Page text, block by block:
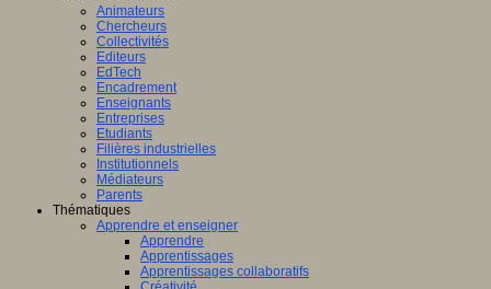
Animateurs
Chercheurs
Collectivités
Editeurs
EdTech
Encadrement
Enseignants
Entreprises
Etudiants
Filières industrielles
Institutionnels
Médiateurs
Parents
Thématiques
Apprendre et enseigner
Apprendre
Apprentissages
Apprentissages collaboratifs